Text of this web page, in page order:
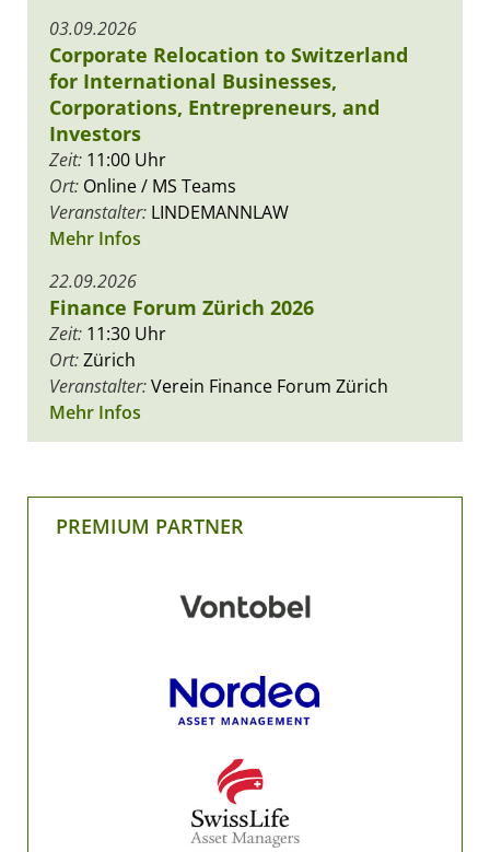
03.09.2026
Corporate Relocation to Switzerland
for International Businesses,
Corporations, Entrepreneurs, and
Investors
Zeit: 11:00 Uhr
Ort: Online / MS Teams
Veranstalter: LINDEMANNLAW
Mehr Infos
22.09.2026
Finance Forum Zürich 2026
Zeit: 11:30 Uhr
Ort:Zürich
Veranstalter:Verein Finance Forum Zürich
Mehr Infos
PREMIUM PARTNER